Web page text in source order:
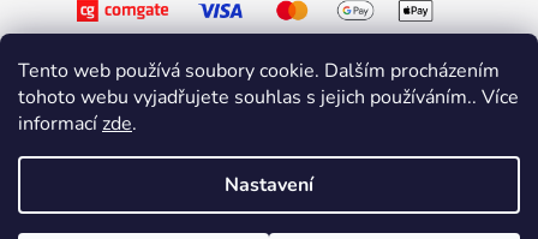
Tento web používá soubory cookie. Dalším procházením
tohoto webu vyjadřujete souhlas s jejich používáním.. Více
informacízde.
Nastavení
Sledujte nás na Instagramu
Vytvořil Shoptet Premium&sniperdesign.cz